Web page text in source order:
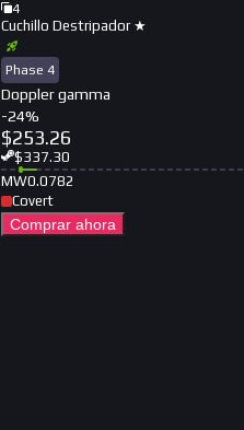
4
Cuchillo Destripador ★
Phase 4
Doppler gamma
-24%
$253.26
$337.30
MW0.0782
Covert
Comprar ahora